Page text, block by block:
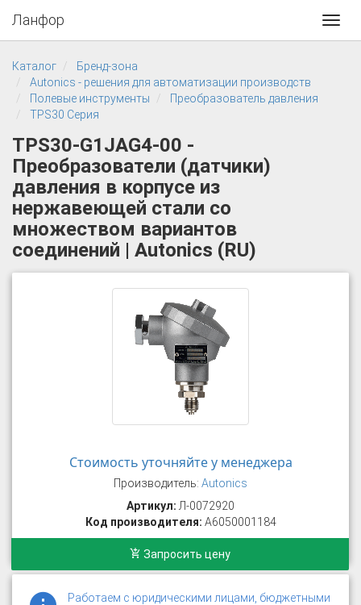
Ланфор
Каталог
Бренд-зона
Autonics - решения для автоматизации производств
Полевые инструменты
Преобразователь давления
TPS30 Серия
TPS30-G1JAG4-00 -
Преобразователи (датчики)
давления в корпусе из
нержавеющей стали со
множеством вариантов
соединений | Autonics (RU)
Стоимость уточняйте у менеджера
Производитель: Autonics
Артикул: Л-0072920
Код производителя: A6050001184
Запросить цену
Работаем с юридическими лицами, бюджетными